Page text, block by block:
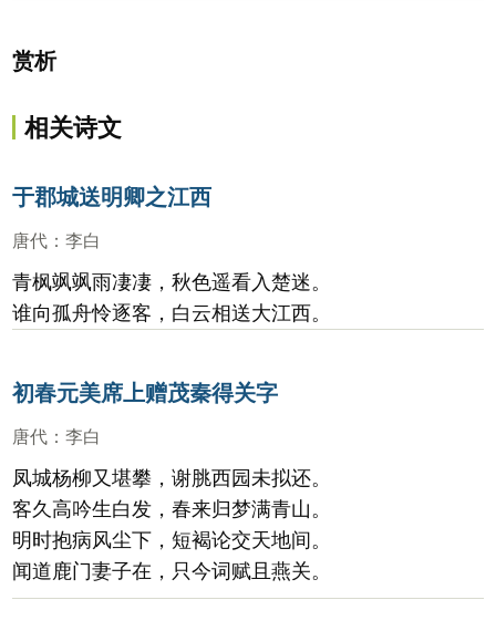
赏析
相关诗文
于郡城送明卿之江西
唐代 ： 李白
青枫飒飒雨凄凄，秋色遥看入楚迷。
谁向孤舟怜逐客，白云相送大江西。
初春元美席上赠茂秦得关字
唐代 ： 李白
凤城杨柳又堪攀，谢脁西园未拟还。
客久高吟生白发，春来归梦满青山。
明时抱病风尘下，短褐论交天地间。
闻道鹿门妻子在，只今词赋且燕关。